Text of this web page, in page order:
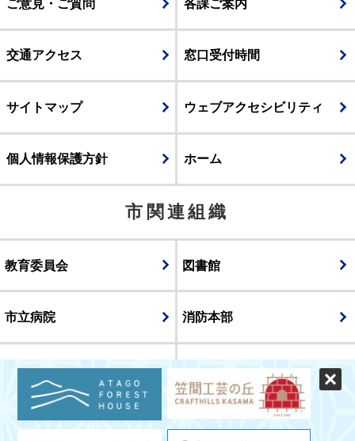
ご意見・ご質問 各課ご案内
交通アクセス 窓口受付時間
サイトマップ ウェブアクセシビリティ
個人情報保護方針 ホーム
市関連組織
教育委員会 図書館
市立病院 消防本部
議会
表示 スマートフォン版 パソコン版